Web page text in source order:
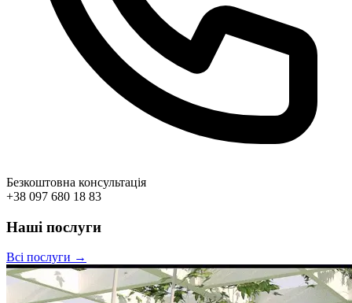
Безкоштовна консультація
+38 097 680 18 83
Наші послуги
Всі послуги →